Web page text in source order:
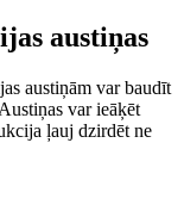
austiņas
austiņām var baudīt
var ieāķēt
ļauj dzirdēt ne